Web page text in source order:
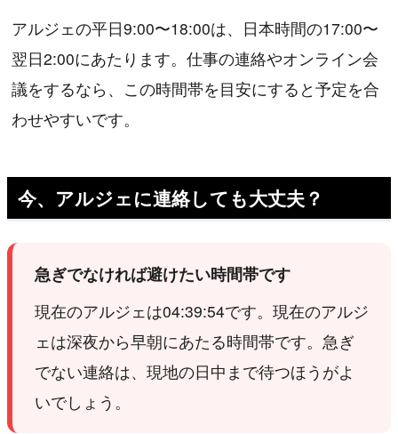
アルジェの平日9:00〜18:00は、日本時間の17:00〜
翌日2:00にあたります。仕事の連絡やオンライン会
議をするなら、この時間帯を目安にすると予定を合
わせやすいです。
今、アルジェに連絡しても大丈夫？
急ぎでなければ避けたい時間帯です
現在のアルジェは04:39:54です。現在のアルジ
ェは深夜から早朝にあたる時間帯です。急ぎ
でない連絡は、現地の日中まで待つほうがよ
いでしょう。